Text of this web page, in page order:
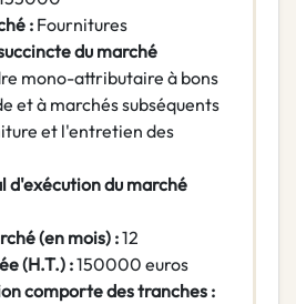
: Fournitures
du marché
mono-attributaire à bons
et à marchés subséquents
et l'entretien des
d'exécution du marché
(en mois) :12
(H.T.) :150000 euros
comporte des tranches :